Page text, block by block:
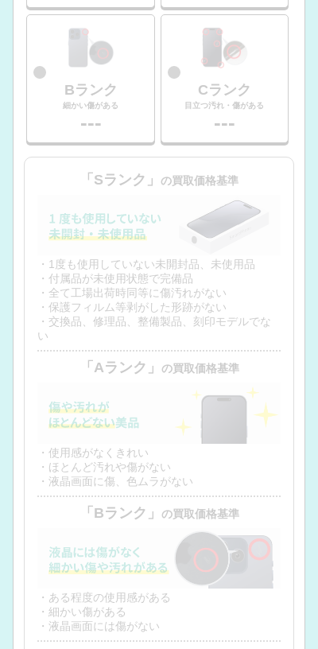
Bランク
細かい傷がある
---
Cランク
目立つ汚れ・傷がある
---
「Sランク」 の買取価格基準
・1度も使用していない未開封品、未使用品
・付属品が未使用状態で完備品
・全て工場出荷時同等に傷汚れがない
・保護フィルム等剥がした形跡がない
・交換品、修理品、整備製品、刻印モデルでな
い
「Aランク」 の買取価格基準
・使用感がなくきれい
・ほとんど汚れや傷がない
・液晶画面に傷、色ムラがない
「Bランク」 の買取価格基準
・ある程度の使用感がある
・細かい傷がある
・液晶画面には傷がない